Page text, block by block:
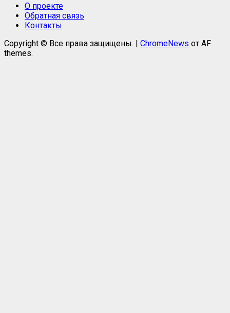
О проекте
Обратная связь
Контакты
Copyright © Все права защищены. | ChromeNews от AF
themes.